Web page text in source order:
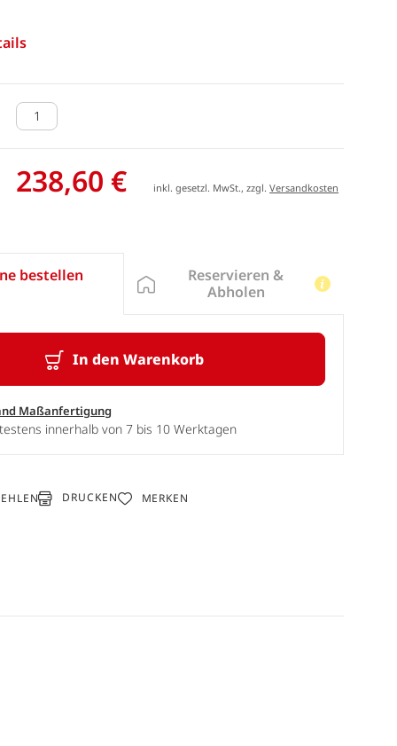
238,60 € inkl. gesetzl. MwSt., zzgl.Versandkosten
bestellen
In den Warenkorb
Maßanfertigung
innerhalb von 7 bis 10 Werktagen
Reservieren &
Abholen
DRUCKEN MERKEN